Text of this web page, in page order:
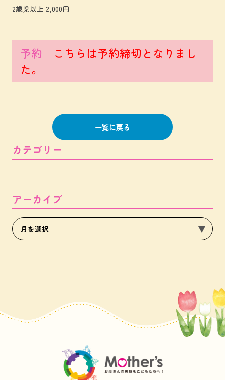
2歳児以上 2,000円
予約
こちらは予約締切となりまし
た。
一覧に戻る
カテゴリー
アーカイブ